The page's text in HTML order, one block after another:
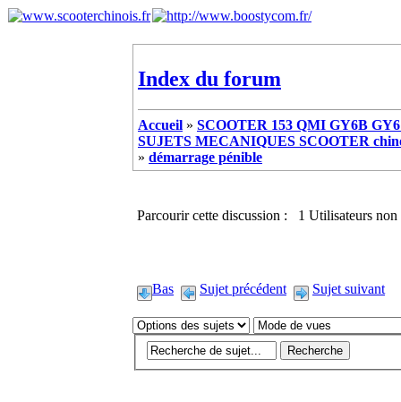
Index du forum
Accueil » SCOOTER 153 QMI GY6B
SUJETS MECANIQUES SCOOTER
» démarrage pénible
Parcourir cette discussion : 1 Utilisateurs non
Bas Sujet précédent Sujet suivant